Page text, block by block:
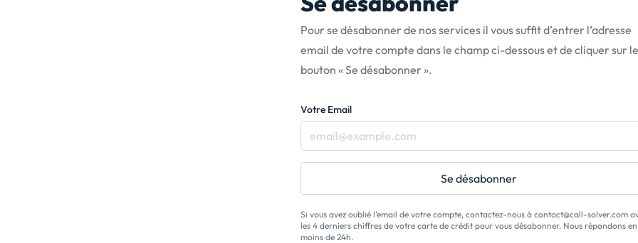
Pour se désabonner de nos services il vous sufﬁt d’entrer l’adresse
email de votre compte dans le champ ci-dessous et de cliquer sur le
bouton « Se désabonner ».
Votre Email
Se désabonner
Si vous avez oublié l’email de votre compte, contactez-nous à contact@call-solver.com
les 4 derniers chiffres de votre carte de crédit pour vous désabonner. Nous répondons en
moins de 24h.